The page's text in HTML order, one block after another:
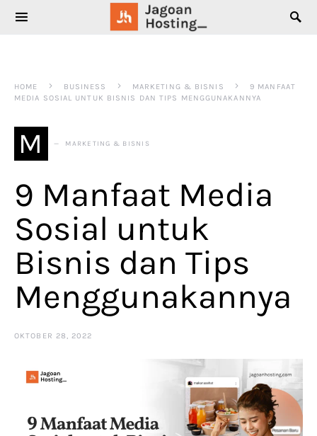
SEARCH FOR:
HOME BUSINESS MARKETING & BISNIS
9 MANFAAT
MEDIA SOSIAL UNTUK BISNIS DAN TIPS MENGGUNAKANNYA
M MARKETING & BISNIS
9 Manfaat Media
Sosial untuk
Bisnis dan Tips
Menggunakannya
OKTOBER 28, 2022